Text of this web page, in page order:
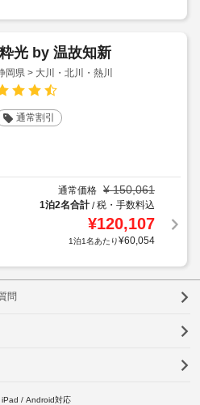
光 by 温故知新
岡県 > 大川・北川・熱川
通常割引
通常価格 ¥ 150,061
1泊2名合計/税・手数料込
¥120,107
1泊1名あたり¥60,054